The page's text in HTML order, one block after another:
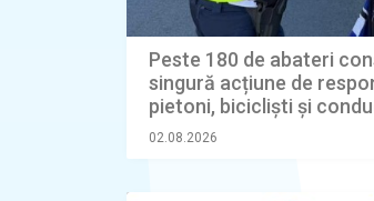
Peste 180 de abateri
singură acțiune de
pietoni, bicicliști și
trotinete electrice
02.08.2026